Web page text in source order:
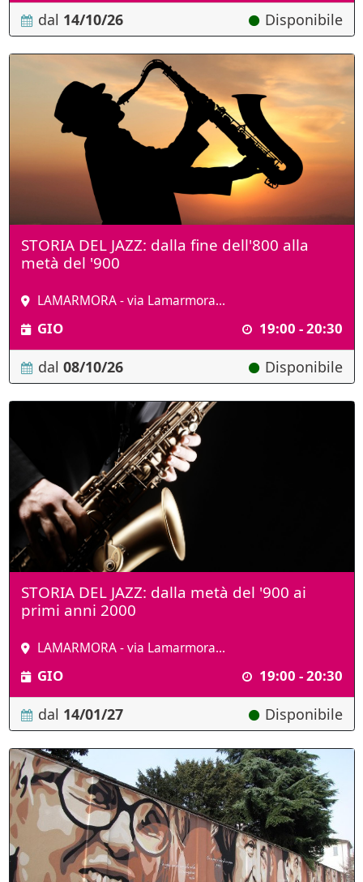
dal 14/10/26 Disponibile
STORIA DEL JAZZ: dalla fine dell'800 alla
metà del '900
LAMARMORA - via Lamarmora...
GIO 19:00 - 20:30
dal 08/10/26 Disponibile
STORIA DEL JAZZ: dalla metà del '900 ai
primi anni 2000
LAMARMORA - via Lamarmora...
GIO 19:00 - 20:30
dal 14/01/27 Disponibile